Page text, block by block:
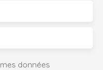
données